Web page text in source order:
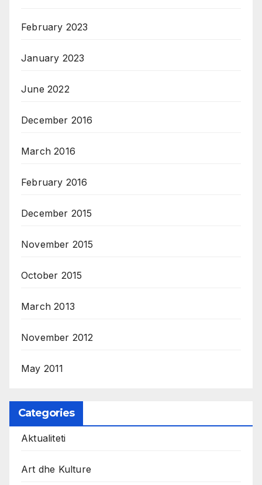
February 2023
January 2023
June 2022
December 2016
March 2016
February 2016
December 2015
November 2015
October 2015
March 2013
November 2012
May 2011
Categories
Aktualiteti
Art dhe Kulture